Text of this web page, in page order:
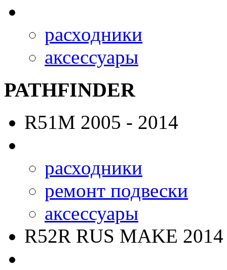
расходники
аксессуары
PATHFINDER
R51M 2005 - 2014
расходники
ремонт подвески
аксессуары
R52R RUS MAKE